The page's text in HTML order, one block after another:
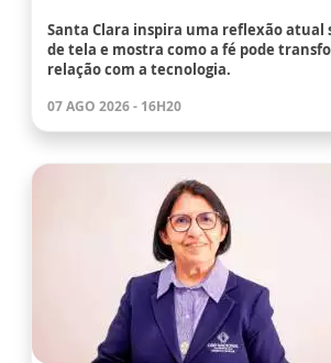
Santa Clara inspira uma reflexão atual
de tela e mostra como a fé pode
relação com a tecnologia.
07 AGO 2026 - 16H20